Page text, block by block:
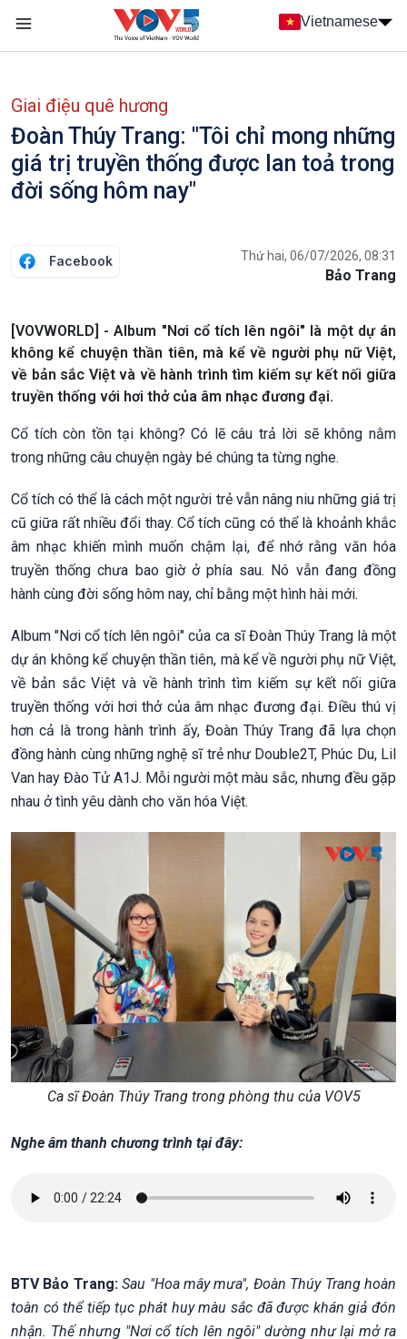
Nhảy đến nội dung
Vietnamese
Giai điệu quê hương
Đoàn Thúy Trang: "Tôi chỉ mong những
giá trị truyền thống được lan toả trong
đời sống hôm nay"
Facebook Thứ hai, 06/07/2026, 08:31
Bảo Trang
[VOVWORLD] - Album "Nơi cổ tích lên ngôi" là một dự án
không kể chuyện thần tiên, mà kể về người phụ nữ Việt,
về bản sắc Việt và về hành trình tìm kiếm sự kết nối giữa
truyền thống với hơi thở của âm nhạc đương đại.
Cổ tích còn tồn tại không? Có lẽ câu trả lời sẽ không nằm
trong những câu chuyện ngày bé chúng ta từng nghe.
Cổ tích có thể là cách một người trẻ vẫn nâng niu những giá trị
cũ giữa rất nhiều đổi thay. Cổ tích cũng có thể là khoảnh khắc
âm nhạc khiến mình muốn chậm lại, để nhớ rằng văn hóa
truyền thống chưa bao giờ ở phía sau. Nó vẫn đang đồng
hành cùng đời sống hôm nay, chỉ bằng một hình hài mới.
Album "Nơi cổ tích lên ngôi" của ca sĩ Đoàn Thúy Trang là một
dự án không kể chuyện thần tiên, mà kể về người phụ nữ Việt,
về bản sắc Việt và về hành trình tìm kiếm sự kết nối giữa
truyền thống với hơi thở của âm nhạc đương đại. Điều thú vị
hơn cả là trong hành trình ấy, Đoàn Thúy Trang đã lựa chọn
đồng hành cùng những nghệ sĩ trẻ như Double2T, Phúc Du, Lil
Van hay Đào Tử A1J. Mỗi người một màu sắc, nhưng đều gặp
nhau ở tình yêu dành cho văn hóa Việt.
Ca sĩ Đoàn Thúy Trang trong phòng thu của VOV5
Nghe âm thanh chương trình tại đây:
BTV Bảo Trang: Sau "Hoa mây mưa", Đoàn Thúy Trang hoàn
toàn có thể tiếp tục phát huy màu sắc đã được khán giả đón
nhận. Thế nhưng "Nơi cổ tích lên ngôi" dường như lại mở ra